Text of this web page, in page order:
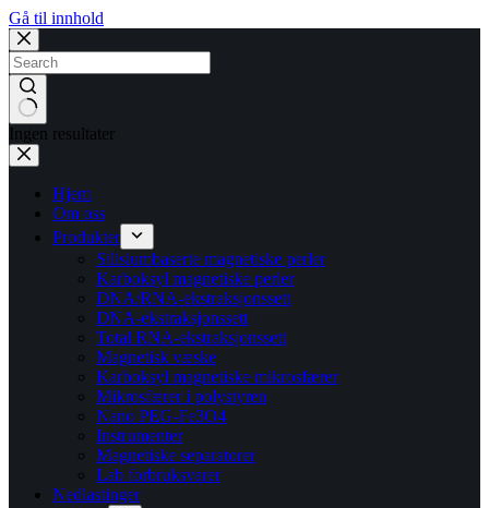
Gå til innhold
Ingen resultater
Hjem
Om oss
Produkter
Silisiumbaserte magnetiske perler
Karboksyl magnetiske perler
DNA/RNA-ekstraksjonssett
DNA-ekstraksjonssett
Total RNA-ekstraksjonssett
Magnetisk væske
Karboksyl magnetiske mikrosfærer
Mikrosfærer i polystyren
Nano PEG-Fe3O4
Instrumenter
Magnetiske separatorer
Lab forbruksvarer
Nedlastinger